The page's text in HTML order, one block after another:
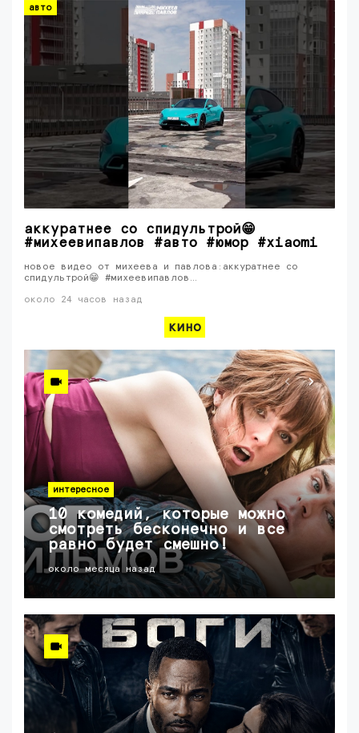
авто
аккуратнее со спидультрой😁
#михеевипавлов #авто #юмор #xiaomi
новое видео от михеева и павлова:аккуратнее со
спидультрой😁 #михеевипавлов…
около 24 часов назад
кино
интересное
10 комедий, которые можно
смотреть бесконечно и все
равно будет смешно!
около месяца назад